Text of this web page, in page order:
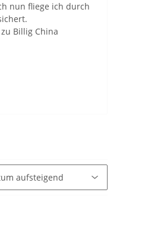
nun fliege ich durch
Billig China